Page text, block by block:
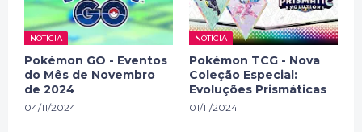
NOTÍCIA
Pokémon GO - Eventos
do Mês de Novembro
de 2024
04/11/2024
NOTÍCIA
Pokémon TCG - Nova
Coleção Especial:
Evoluções Prismáticas
01/11/2024